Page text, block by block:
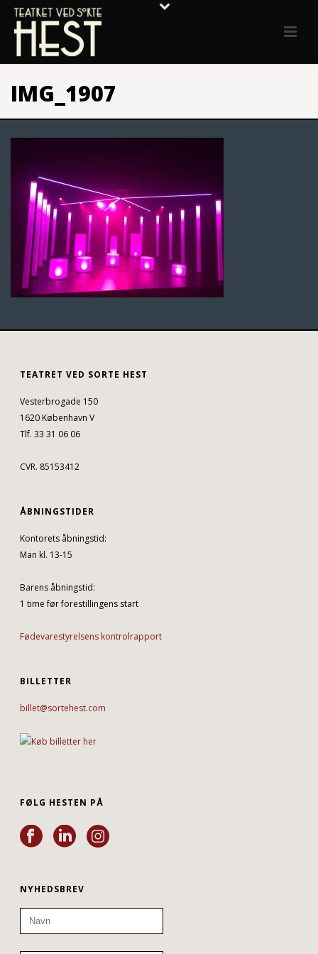
IMG_1907
TEATRET VED SORTE HEST
Vesterbrogade 150
1620 København V
Tlf. 33 31 06 06
CVR. 85153412
ÅBNINGSTIDER
Kontorets åbningstid:
Man kl. 13-15
Barens åbningstid:
1 time før forestillingens start
Fødevarestyrelsens kontrolrapport
BILLETTER
billet@sortehest.com
FØLG HESTEN PÅ
NYHEDSBREV